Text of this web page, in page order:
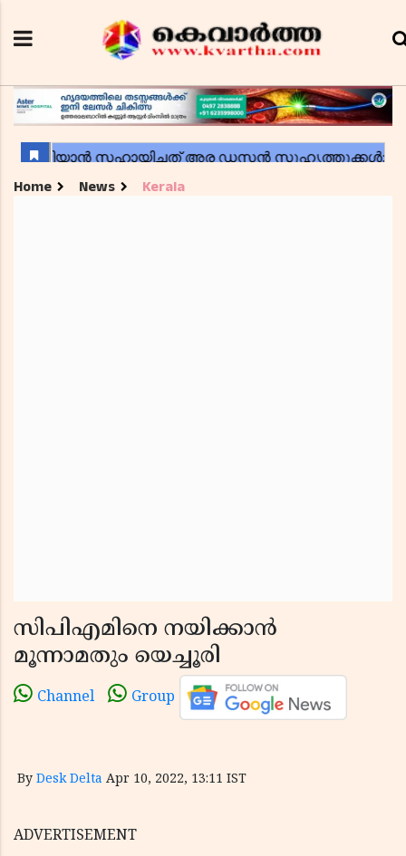
Home News Kerala
സിപിഎമിനെ നയിക്കാൻ
മൂന്നാമതും യെച്ചൂരി
Channel Group
By Desk Delta Apr 10, 2022, 13:11 IST
ADVERTISEMENT